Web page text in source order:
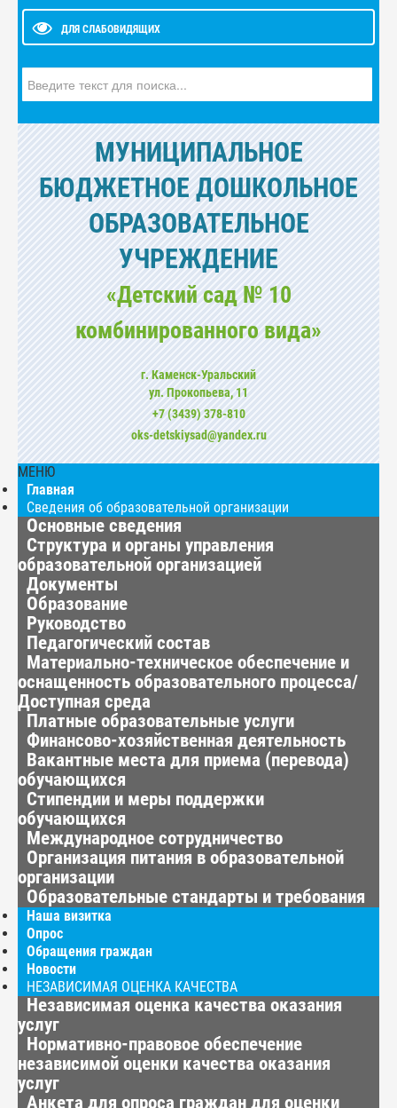
ДЛЯ СЛАБОВИДЯЩИХ
МУНИЦИПАЛЬНОЕ
БЮДЖЕТНОЕ ДОШКОЛЬНОЕ
ОБРАЗОВАТЕЛЬНОЕ
УЧРЕЖДЕНИЕ
«Детский сад № 10
комбинированного вида»
г. Каменск-Уральский
ул. Прокопьева, 11
+7 (3439) 378-810
oks-detskiysad@yandex.ru
МЕНЮ
Главная
Сведения об образовательной организации
Основные сведения
Структура и органы управления
образовательной организацией
Документы
Образование
Руководство
Педагогический состав
Материально-техническое обеспечение и
оснащенность образовательного процесса/
Доступная среда
Платные образовательные услуги
Финансово-хозяйственная деятельность
Вакантные места для приема (перевода)
обучающихся
Стипендии и меры поддержки
обучающихся
Международное сотрудничество
Организация питания в образовательной
организации
Образовательные стандарты и требования
Наша визитка
Опрос
Обращения граждан
Новости
НЕЗАВИСИМАЯ ОЦЕНКА КАЧЕСТВА
Независимая оценка качества оказания
услуг
Нормативно-правовое обеспечение
независимой оценки качества оказания
услуг
Анкета для опроса граждан для оценки